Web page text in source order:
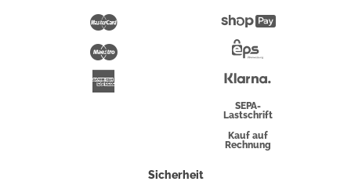
Maestro
Pay
Überweisung
SEPA-
Lastschrift
Kauf auf
Rechnung
Sicherheit